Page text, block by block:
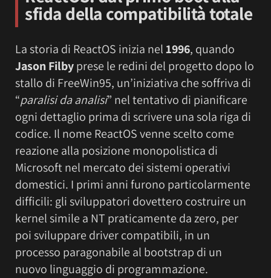
sfida della compatibilità totale
La storia di ReactOS inizia nel1996, quando
Jason Filbyprese le redini del progetto dopo lo
stallo di FreeWin95, un’iniziativa che soffriva di
“paralisi da analisi” nel tentativo di pianificare
ogni dettaglio prima di scrivere una sola riga di
codice. Il nome ReactOS venne scelto come
reazione alla posizione monopolistica di
Microsoft nel mercato dei sistemi operativi
domestici. I primi anni furono particolarmente
difficili: gli sviluppatori dovettero costruire un
kernel simile a NT praticamente da zero, per
poi sviluppare driver compatibili, in un
processo paragonabile al bootstrap di un
nuovo linguaggio di programmazione.